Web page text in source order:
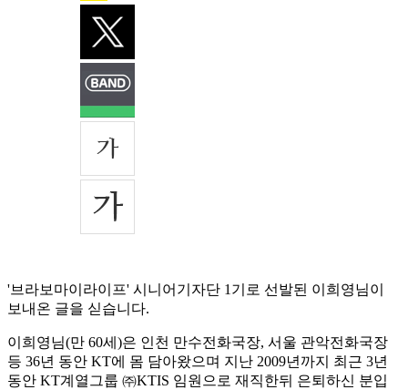
'브라보마이라이프' 시니어기자단 1기로 선발된 이희영님이
보내온 글을 싣습니다.
이희영님(만 60세)은 인천 만수전화국장, 서울 관악전화국장
등 36년 동안 KT에 몸 담아왔으며 지난 2009년까지 최근 3년
동안 KT계열그룹 ㈜KTIS 임원으로 재직한뒤 은퇴하신 분입